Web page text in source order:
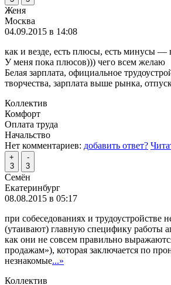
Женя
Москва
04.09.2015 в 14:08
как и везде, есть плюсы, есть минусы —
У меня пока плюсов))) чего всем желаю
Белая зарплата, официальное
творчества, зарплата выше рынка,
Коллектив
Комфорт
Оплата труда
Начальство
Нет комментариев: добавить ответ?
+
3
-
3
Семён
Екатеринбург
08.08.2015 в 05:17
при собеседованиях и трудоустройстве
(утаивают) главную специфику работы
как они не совсем правильно
продажам»), которая заключается по
незнакомые...»
Коллектив